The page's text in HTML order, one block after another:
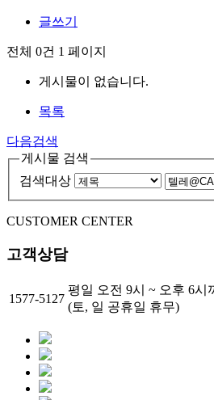
글쓰기
전체 0건 1 페이지
게시물이 없습니다.
목록
다음검색
게시물 검색
검색대상
CUSTOMER CENTER
고객상담
1577-5127
평일 오전 9시 ~ 오후 6시
(토, 일 공휴일 휴무)